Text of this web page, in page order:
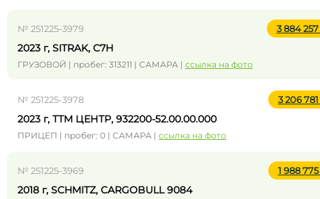
№ 251225-3979 3 884 257
2023 г, SITRAK, C7H
ГРУЗОВОЙ | пробег: 313211 | САМАРА | ссылка на фото
№ 251225-3978 3 206 781
2023 г, ТТМ ЦЕНТР, 932200-52.00.00.000
ПРИЦЕП | пробег: 0 | САМАРА | ссылка на фото
№ 251225-3969 1 988 775
2018 г, SCHMITZ, CARGOBULL 9084